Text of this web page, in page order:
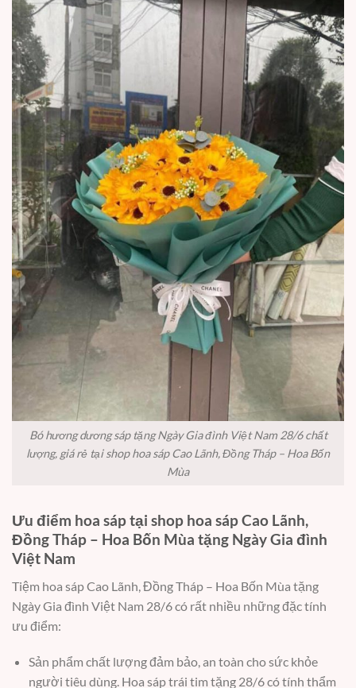
Bó hương dương sáp tặng Ngày Gia đình Việt Nam 28/6 chất
lượng, giá rẻ tại shop hoa sáp Cao Lãnh, Đồng Tháp – Hoa Bốn
Mùa
Ưu điểm hoa sáp tại shop hoa sáp Cao Lãnh,
Đồng Tháp – Hoa Bốn Mùa tặng Ngày Gia đình
Việt Nam
Tiệm hoa sáp Cao Lãnh, Đồng Tháp – Hoa Bốn Mùa tặng
Ngày Gia đình Việt Nam 28/6 có rất nhiều những đặc tính
ưu điểm:
Sản phẩm chất lượng đảm bảo, an toàn cho sức khỏe
người tiêu dùng. Hoa sáp trái tim tặng 28/6 có tính thẩm